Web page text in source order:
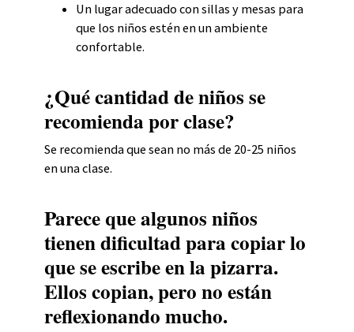
Un lugar adecuado con sillas y mesas para
que los niños estén en un ambiente
confortable.
¿Qué cantidad de niños se
recomienda por clase?
Se recomienda que sean no más de 20-25 niños
en una clase.
Parece que algunos niños
tienen dificultad para copiar lo
que se escribe en la pizarra.
Ellos copian, pero no están
reflexionando mucho.